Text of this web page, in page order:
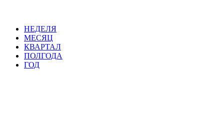
НЕДЕЛЯ
МЕСЯЦ
КВАРТАЛ
ПОЛГОДА
ГОД